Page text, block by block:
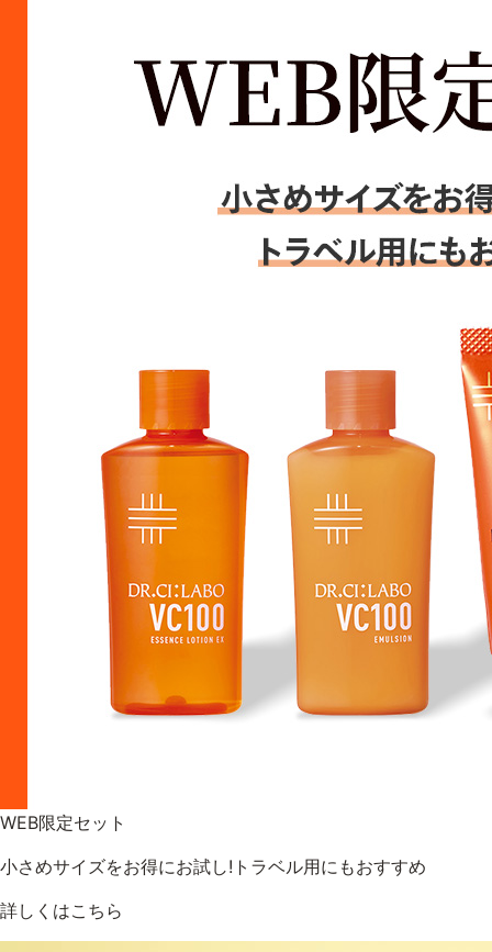
WEB限定セット
小さめサイズをお得にお試し!トラベル用にもおすすめ
詳しくはこちら